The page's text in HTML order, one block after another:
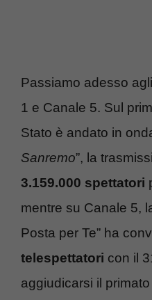
Passiamo adesso
1 e Canale 5. Sul
Stato è andato in
Sanremo”, la
3.159.000 spettatori
mentre su Canale 5,
Posta per Te” ha
telespettatori con il
aggiudicarsi il